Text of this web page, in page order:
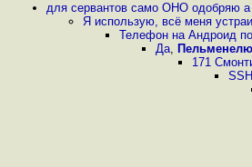
для сервантов само ОНО одобряю а
Я использую, всё меня
Телефон на Андроид
Да,
171